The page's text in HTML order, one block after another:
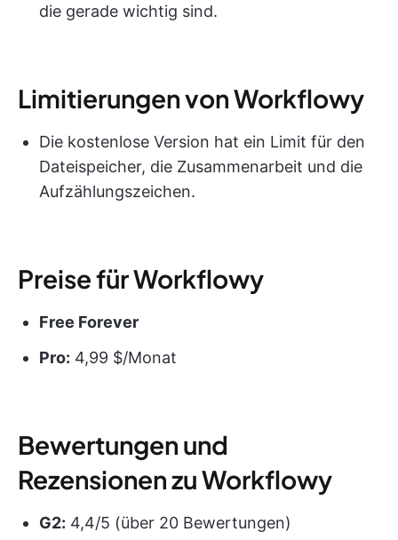
die gerade wichtig sind.
Limitierungen von Workflowy
Die kostenlose Version hat ein Limit für den
Dateispeicher, die Zusammenarbeit und die
Aufzählungszeichen.
Preise für Workflowy
Free Forever
Pro: 4,99 $/Monat
Bewertungen und
Rezensionen zu Workflowy
G2: 4,4/5 (über 20 Bewertungen)